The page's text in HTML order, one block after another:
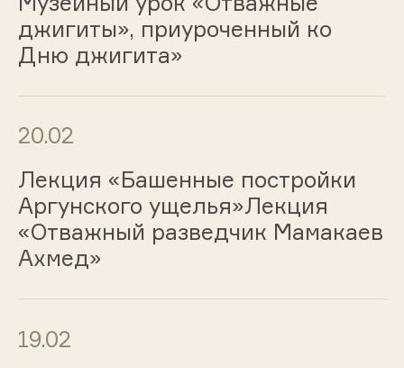
джигиты», приуроченный ко
Дню джигита»
20.02
Лекция «Башенные постройки
Аргунского ущелья»Лекция
«Отважный разведчик Мамакаев
Ахмед»
19.02